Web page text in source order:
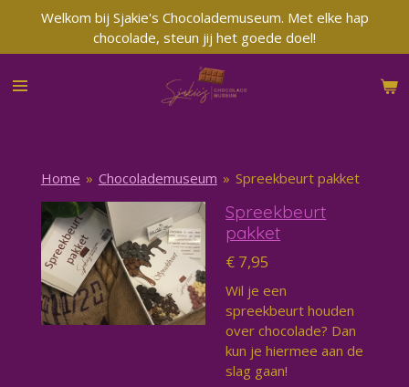
naar
de
Welkom bij Sjakie's Chocolademuseum. Met elke hap
chocolade, steun jij het goede doel!
Home » Chocolademuseum » Spreekbeurt pakket
Spreekbeurt
pakket
€ 7,95
Wil je een
spreekbeurt houden
over chocolade? Dan
kun je hiermee aan de
slag gaan!